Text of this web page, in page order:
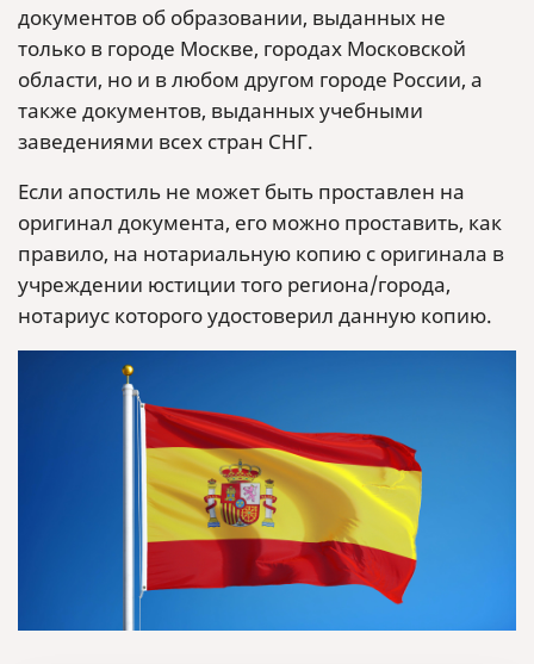
документов об образовании, выданных не
только в городе Москве, городах Московской
области, но и в любом другом городе России, а
также документов, выданных учебными
заведениями всех стран СНГ.
Если апостиль не может быть проставлен на
оригинал документа, его можно проставить, как
правило, на нотариальную копию с оригинала в
учреждении юстиции того региона/города,
нотариус которого удостоверил данную копию.